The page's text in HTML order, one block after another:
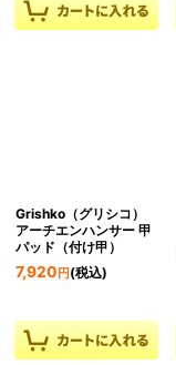
Grishko（グリシコ）
アーチエンハンサー 甲
パッド（付け甲）
7,920 円 (税込)